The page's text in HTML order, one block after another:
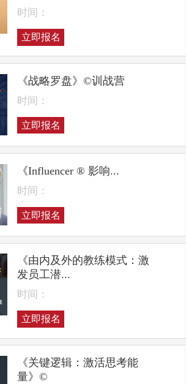
时间：
立即报名
《战略罗盘》©训战营
时间：
立即报名
《Influencer ® 影响...
时间：
立即报名
《由内及外的教练模式：激
发员工潜...
时间：
立即报名
《关键逻辑：激活思考能
量》©